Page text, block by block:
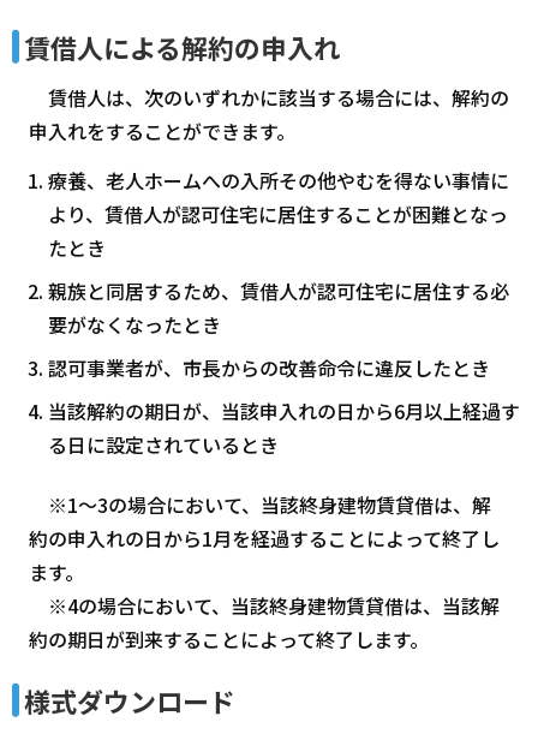
賃借人による解約の申入れ
賃借人は、次のいずれかに該当する場合には、解約の
申入れをすることができます。
療養、老人ホームへの入所その他やむを得ない事情に
より、賃借人が認可住宅に居住することが困難となっ
たとき
親族と同居するため、賃借人が認可住宅に居住する必
要がなくなったとき
認可事業者が、市長からの改善命令に違反したとき
当該解約の期日が、当該申入れの日から6月以上経過す
る日に設定されているとき
※1～3の場合において、当該終身建物賃貸借は、解
約の申入れの日から1月を経過することによって終了し
ます。
※4の場合において、当該終身建物賃貸借は、当該解
約の期日が到来することによって終了します。
様式ダウンロード